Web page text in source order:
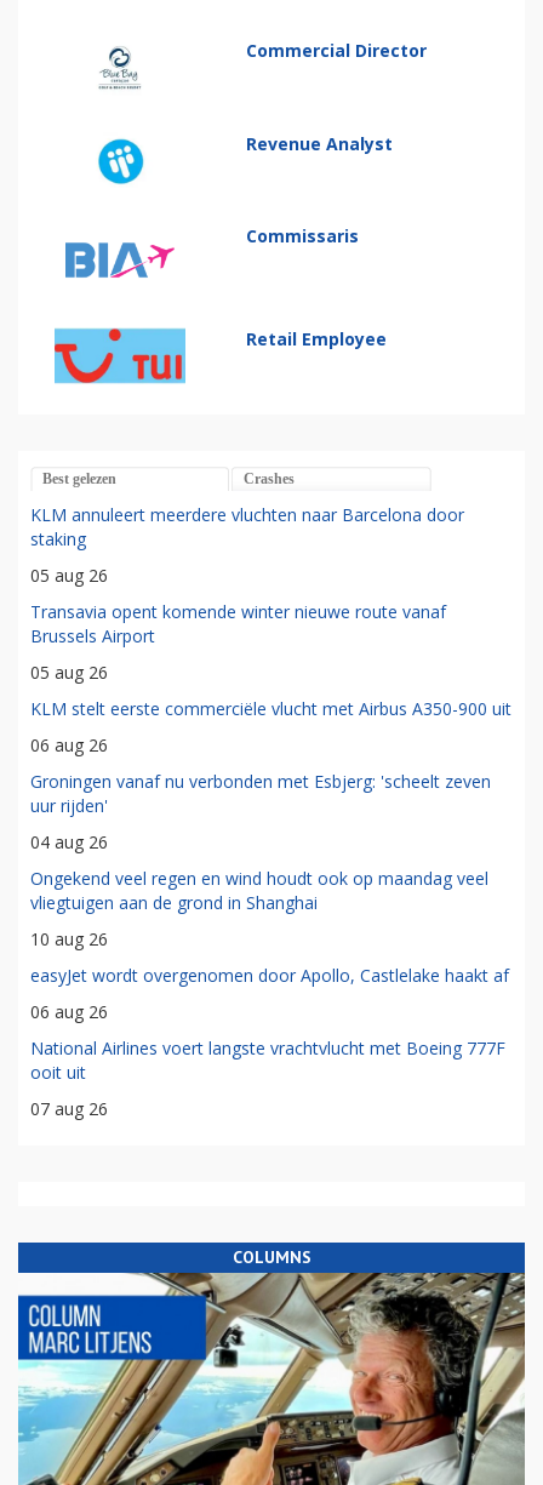
Commercial Director
Revenue Analyst
Commissaris
Retail Employee
Best gelezen Crashes
KLM annuleert meerdere vluchten naar Barcelona door
staking
05 aug 26
Transavia opent komende winter nieuwe route vanaf
Brussels Airport
05 aug 26
KLM stelt eerste commerciële vlucht met Airbus A350-900 uit
06 aug 26
Groningen vanaf nu verbonden met Esbjerg: 'scheelt zeven
uur rijden'
04 aug 26
Ongekend veel regen en wind houdt ook op maandag veel
vliegtuigen aan de grond in Shanghai
10 aug 26
easyJet wordt overgenomen door Apollo, Castlelake haakt af
06 aug 26
National Airlines voert langste vrachtvlucht met Boeing 777F
ooit uit
07 aug 26
COLUMNS